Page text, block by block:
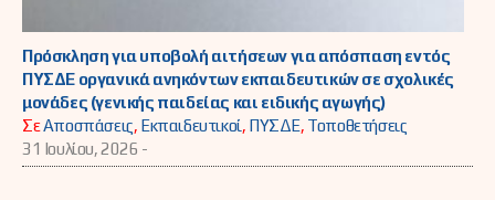
Πρόσκληση για υποβολή αιτήσεων για απόσπαση εντός
ΠΥΣΔΕ οργανικά ανηκόντων εκπαιδευτικών σε σχολικές
μονάδες (γενικής παιδείας και ειδικής αγωγής)
ΣεΑποσπάσεις, Εκπαιδευτικοί, ΠΥΣΔΕ, Τοποθετήσεις
31 Ιουλίου, 2026 -